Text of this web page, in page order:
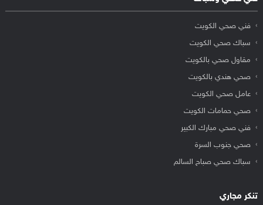
فني صحي الكويت
سباك صحي الكويت
مقاول صحي بالكويت
صحي هندي بالكويت
عامل صحي الكويت
صحي حمامات الكويت
فني صحي مبارك الكبير
صحي جنوب السرة
سباك صحي صباح السالم
تنكر مجاري